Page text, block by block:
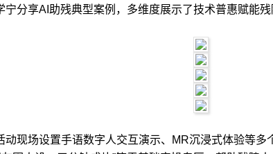
宁分享AI助残典型案例，多维度展示了技术普惠赋能残
场设置手语数字人交互演示、MR沉浸式体验等多